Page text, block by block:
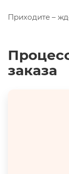
Приходите –
заказа